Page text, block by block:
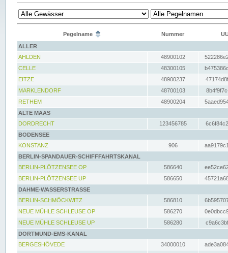
Pegelname Nummer
ALLER
AHLDEN
48900102
CELLE
48300105
EITZE
48900237
MARKLENDORF
48700103
RETHEM
48900204
ALTE MAAS
DORDRECHT
123456785
BODENSEE
KONSTANZ
906
BERLIN-SPANDAUER-SCHIFFFAHRTSKANAL
BERLIN-PLÖTZENSEE OP
586640
BERLIN-PLÖTZENSEE UP
586650
DAHME-WASSERSTRASSE
BERLIN-SCHMÖCKWITZ
586810
NEUE MÜHLE SCHLEUSE OP
586270
NEUE MÜHLE SCHLEUSE UP
586280
DORTMUND-EMS-KANAL
BERGESHÖVEDE
34000010